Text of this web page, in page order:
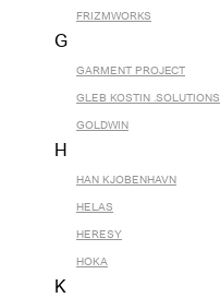
FRIZMWORKS
G
GARMENT PROJECT
GLEB KOSTIN .SOLUTIONS
GOLDWIN
H
HAN KJOBENHAVN
HELAS
HERESY
HOKA
K